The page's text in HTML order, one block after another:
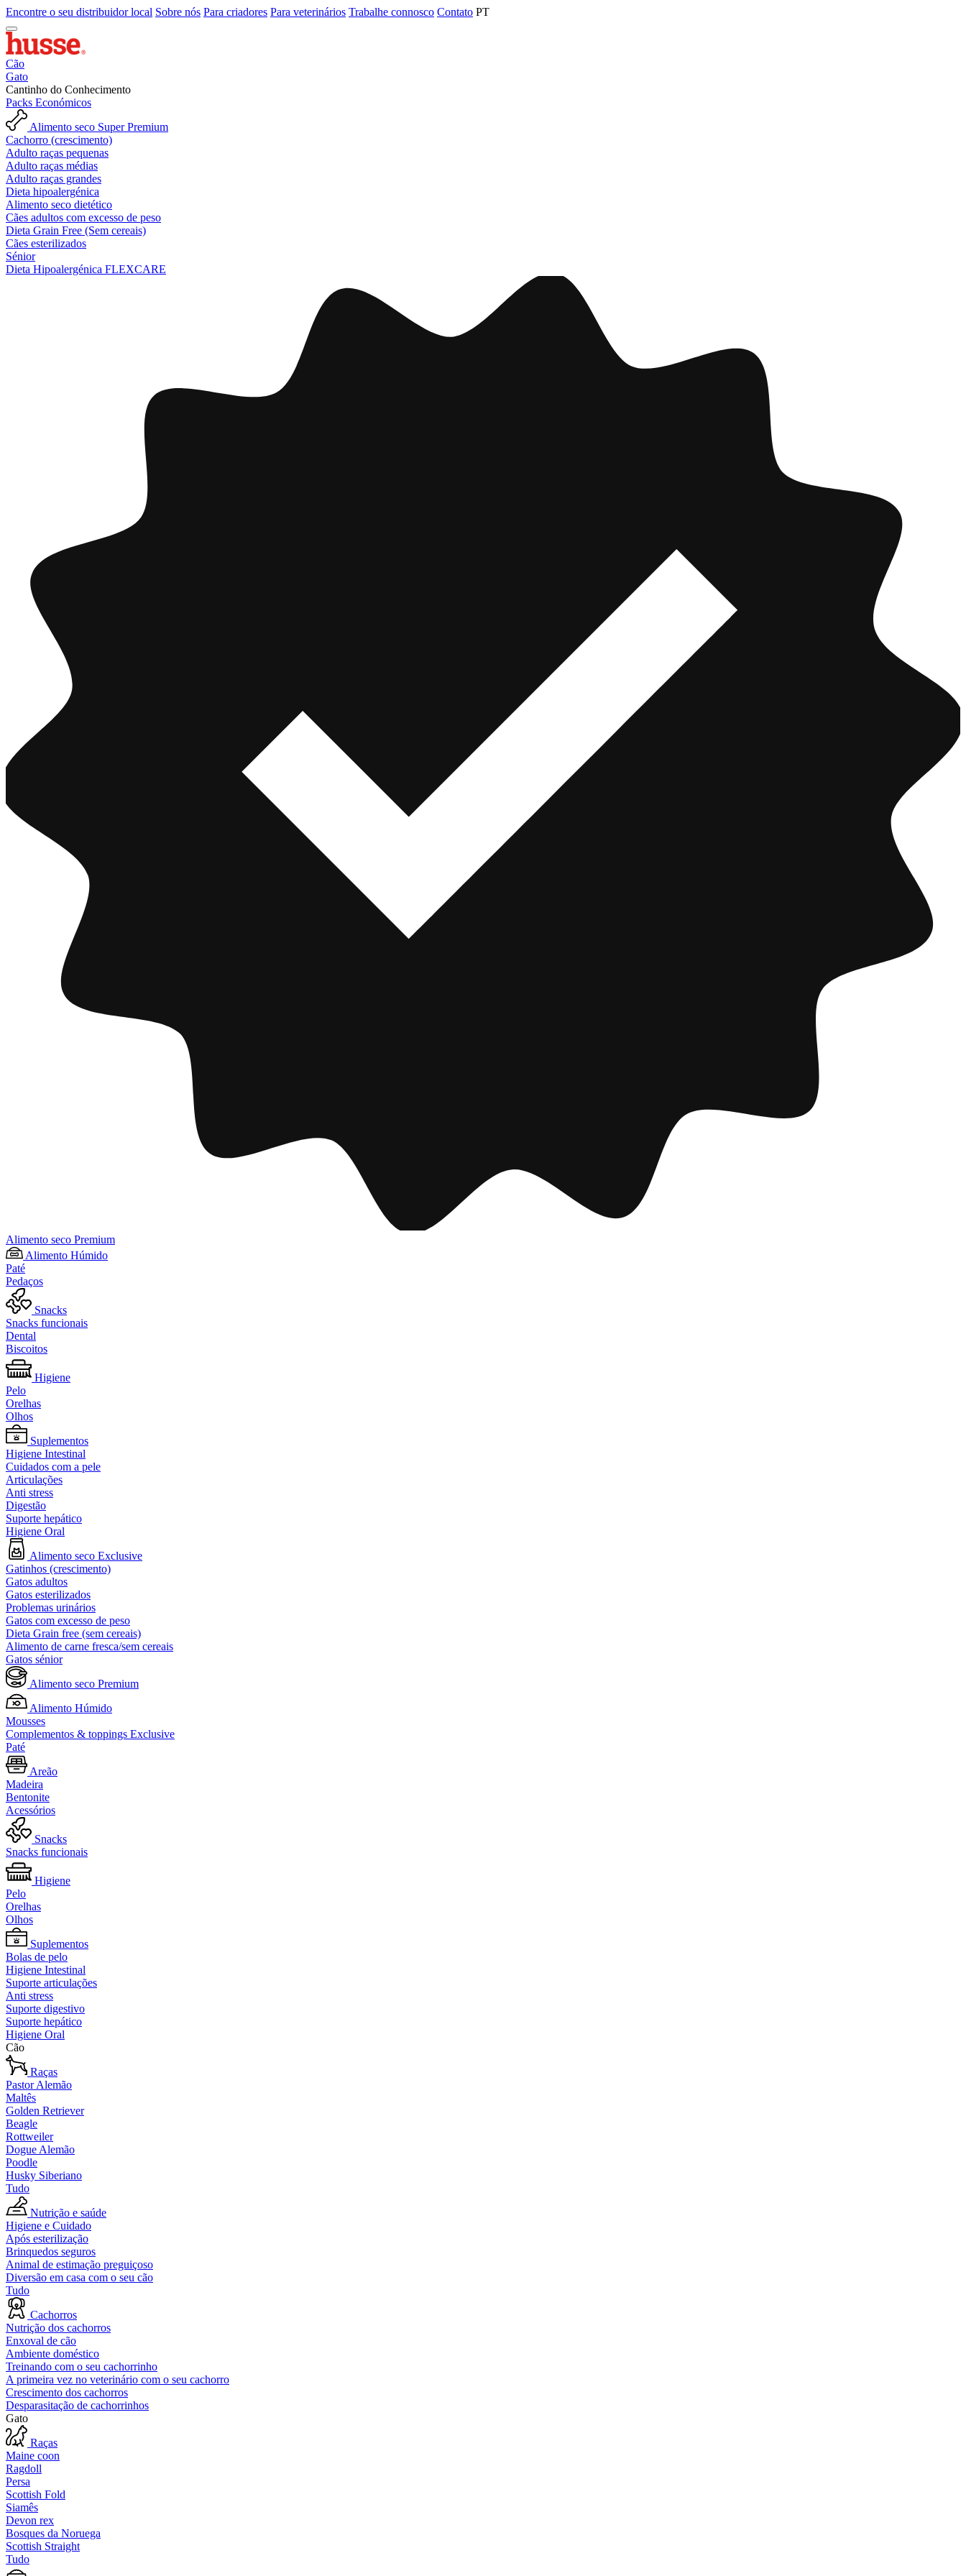
Encontre o seu distribuidor local Sobre nós Para criadores Para veterinários Trabalhe connosco Contato PT
Cão
Gato
Cantinho do Conhecimento
Packs Económicos
Alimento seco Super Premium
Cachorro (crescimento)
Adulto raças pequenas
Adulto raças médias
Adulto raças grandes
Dieta hipoalergénica
Alimento seco dietético
Cães adultos com excesso de peso
Dieta Grain Free (Sem cereais)
Cães esterilizados
Sénior
Dieta Hipoalergénica FLEXCARE
Alimento seco Premium
Alimento Húmido
Paté
Pedaços
Snacks
Snacks funcionais
Dental
Biscoitos
Higiene
Pelo
Orelhas
Olhos
Suplementos
Higiene Intestinal
Cuidados com a pele
Articulações
Anti stress
Digestão
Suporte hepático
Higiene Oral
Alimento seco Exclusive
Gatinhos (crescimento)
Gatos adultos
Gatos esterilizados
Problemas urinários
Gatos com excesso de peso
Dieta Grain free (sem cereais)
Alimento de carne fresca/sem cereais
Gatos sénior
Alimento seco Premium
Alimento Húmido
Mousses
Complementos & toppings Exclusive
Paté
Areão
Madeira
Bentonite
Acessórios
Snacks
Snacks funcionais
Higiene
Pelo
Orelhas
Olhos
Suplementos
Bolas de pelo
Higiene Intestinal
Suporte articulações
Anti stress
Suporte digestivo
Suporte hepático
Higiene Oral
Cão
Raças
Pastor Alemão
Maltês
Golden Retriever
Beagle
Rottweiler
Dogue Alemão
Poodle
Husky Siberiano
Tudo
Nutrição e saúde
Higiene e Cuidado
Após esterilização
Brinquedos seguros
Animal de estimação preguiçoso
Diversão em casa com o seu cão
Tudo
Cachorros
Nutrição dos cachorros
Enxoval de cão
Ambiente doméstico
Treinando com o seu cachorrinho
A primeira vez no veterinário com o seu cachorro
Crescimento dos cachorros
Desparasitação de cachorrinhos
Gato
Raças
Maine coon
Ragdoll
Persa
Scottish Fold
Siamês
Devon rex
Bosques da Noruega
Scottish Straight
Tudo